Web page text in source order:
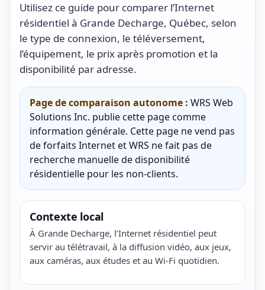
Utilisez ce guide pour comparer l’Internet
résidentiel à Grande Decharge, Québec, selon
le type de connexion, le téléversement,
l’équipement, le prix après promotion et la
disponibilité par adresse.
Page de comparaison autonome : WRS Web
Solutions Inc. publie cette page comme
information générale. Cette page ne vend pas
de forfaits Internet et WRS ne fait pas de
recherche manuelle de disponibilité
résidentielle pour les non-clients.
Contexte local
À Grande Decharge, l’Internet résidentiel peut
servir au télétravail, à la diffusion vidéo, aux jeux,
aux caméras, aux études et au Wi-Fi quotidien.